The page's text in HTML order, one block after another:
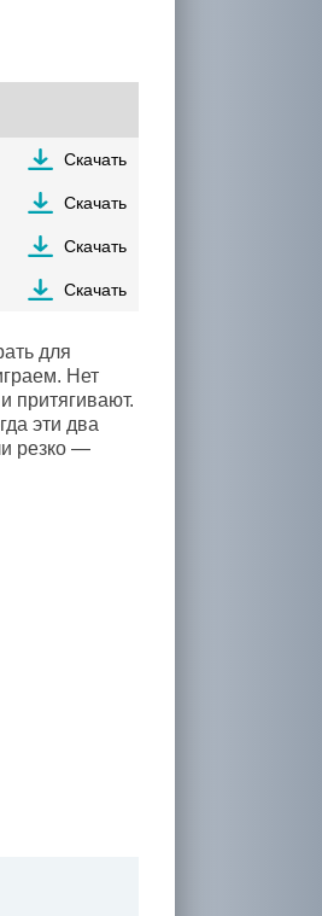
Скачать
Скачать
Скачать
Скачать
для
Нет
притягивают.
эти два
резко —